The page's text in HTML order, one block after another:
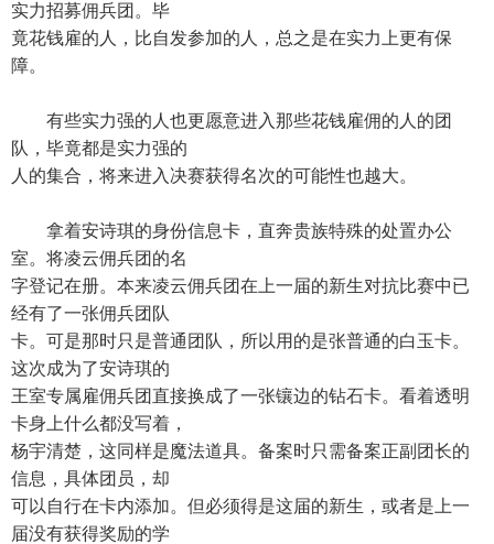
实力招募佣兵团。毕
竟花钱雇的人，比自发参加的人，总之是在实力上更有保
障。
有些实力强的人也更愿意进入那些花钱雇佣的人的团
队，毕竟都是实力强的
人的集合，将来进入决赛获得名次的可能性也越大。
拿着安诗琪的身份信息卡，直奔贵族特殊的处置办公
室。将凌云佣兵团的名
字登记在册。本来凌云佣兵团在上一届的新生对抗比赛中已
经有了一张佣兵团队
卡。可是那时只是普通团队，所以用的是张普通的白玉卡。
这次成为了安诗琪的
王室专属雇佣兵团直接换成了一张镶边的钻石卡。看着透明
卡身上什么都没写着，
杨宇清楚，这同样是魔法道具。备案时只需备案正副团长的
信息，具体团员，却
可以自行在卡内添加。但必须得是这届的新生，或者是上一
届没有获得奖励的学